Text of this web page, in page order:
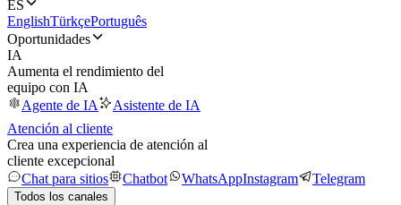
ES
EnglishTürkçePortuguês
Oportunidades
IA
Aumenta el rendimiento del
equipo con IA
Agente de IA
Asistente de IA
Atención al cliente
Crea una experiencia de atención al
cliente excepcional
Chat para sitios
Chatbot WhatsAppInstagram Telegram
Todos los canales